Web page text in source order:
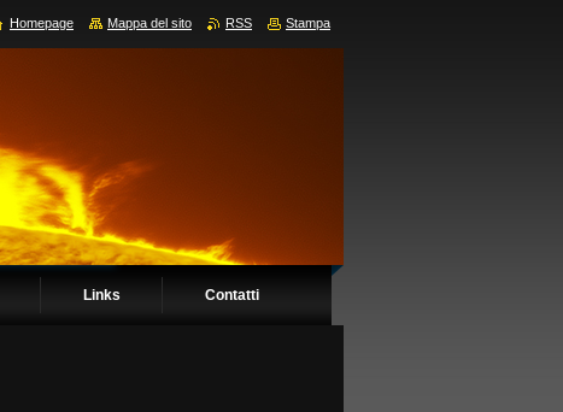
Links Contatti
Homepage Mappa del sito RSS Stampa